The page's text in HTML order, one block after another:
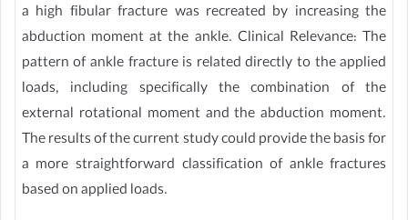
a high fibular fracture was recreated by increasing the
abduction moment at the ankle. Clinical Relevance: The
pattern of ankle fracture is related directly to the applied
loads, including specifically the combination of the
external rotational moment and the abduction moment.
The results of the current study could provide the basis for
a more straightforward classification of ankle fractures
based on applied loads.